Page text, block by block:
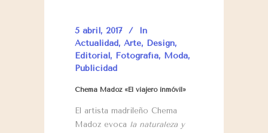
5 abril, 2017
In
Actualidad, Arte, Design,
Editorial, Fotografía, Moda,
Publicidad
Chema Madoz «El viajero inmóvil»
El artista madrileño Chema
Madoz evoca la naturaleza y